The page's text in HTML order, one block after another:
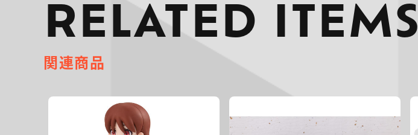
RELATED ITEMS
関連商品